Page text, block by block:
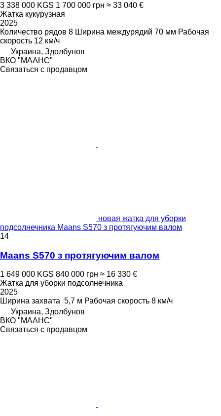
3 338 000 KGS 1 700 000 грн ≈ 33 040 €
Жатка кукурузная
2025
Количество рядов 8 Ширина междурядий 70 мм Рабочая
скорость 12 км/ч
Украина, Здолбунов
ВКО "МААНС"
Связаться с продавцом
новая жатка для уборки
подсолнечника Maans S570 з протягуючим валом
14
Maans S570 з протягуючим валом
1 649 000 KGS 840 000 грн ≈ 16 330 €
Жатка для уборки подсолнечника
2025
Ширина захвата 5,7 м Рабочая скорость 8 км/ч
Украина, Здолбунов
ВКО "МААНС"
Связаться с продавцом